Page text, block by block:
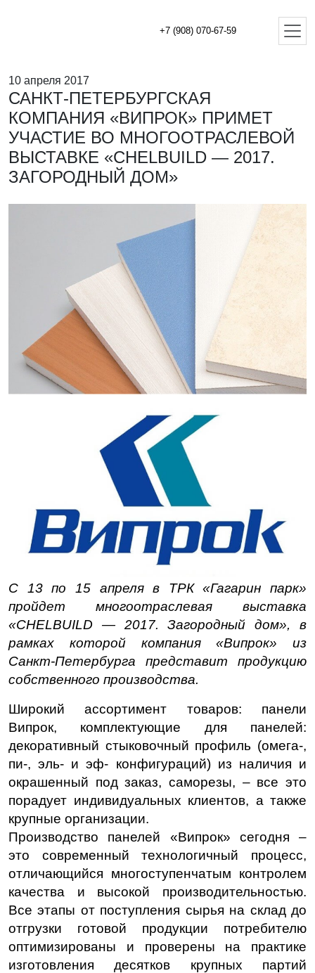
+7 (908) 070-67-59
10 апреля 2017
САНКТ-ПЕТЕРБУРГСКАЯ
КОМПАНИЯ «ВИПРОК» ПРИМЕТ
УЧАСТИЕ ВО МНОГООТРАСЛЕВОЙ
ВЫСТАВКЕ «CHELBUILD — 2017.
ЗАГОРОДНЫЙ ДОМ»
C 13 по 15 апреля в ТРК «Гагарин парк»
пройдет многоотраслевая выставка
«CHELBUILD — 2017. Загородный дом», в
рамках которой компания «Випрок» из
Санкт-Петербурга представит продукцию
собственного производства.
Широкий ассортимент товаров: панели
Випрок, комплектующие для панелей:
декоративный стыковочный профиль (омега-,
пи-, эль- и эф- конфигураций) из наличия и
окрашенный под заказ, саморезы, – все это
порадует индивидуальных клиентов, а также
крупные организации.
Производство панелей «Випрок» сегодня –
это современный технологичный процесс,
отличающийся многоступенчатым контролем
качества и высокой производительностью.
Все этапы от поступления сырья на склад до
отгрузки готовой продукции потребителю
оптимизированы и проверены на практике
изготовления десятков крупных партий